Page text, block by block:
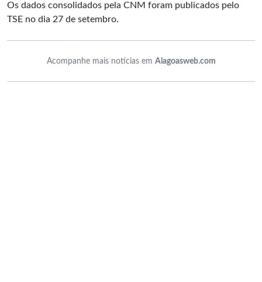
Os dados consolidados pela CNM foram publicados pelo
TSE no dia 27 de setembro.
Acompanhe mais notícias em Alagoasweb.com